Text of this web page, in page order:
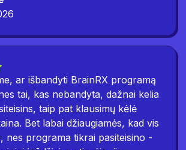
ar išbandyti BrainRX programą
tai, kas nebandyta, dažnai kelia
taip pat klausimų kėlė
Bet labai džiaugiamės, kad vis
nes programa tikrai pasiteisino -